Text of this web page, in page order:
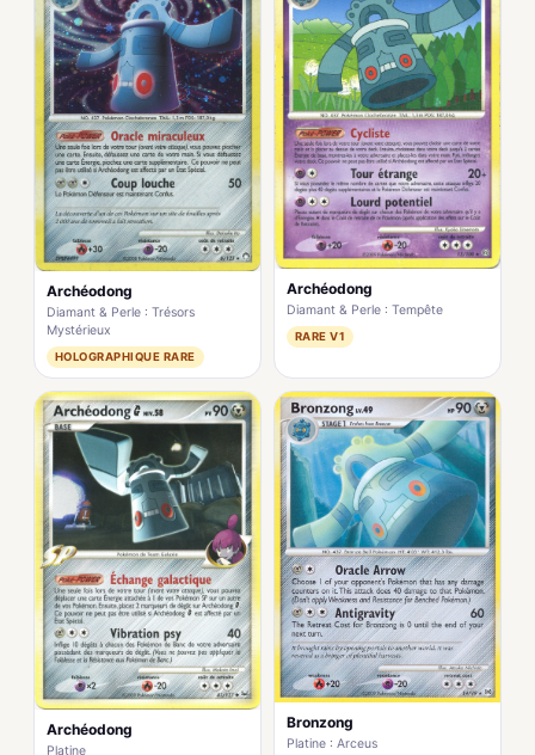
Archéodong
Diamant & Perle : Trésors
Mystérieux
HOLOGRAPHIQUE RARE
Archéodong
Diamant & Perle : Tempête
RARE V1
Archéodong
Platine
Bronzong
Platine : Arceus